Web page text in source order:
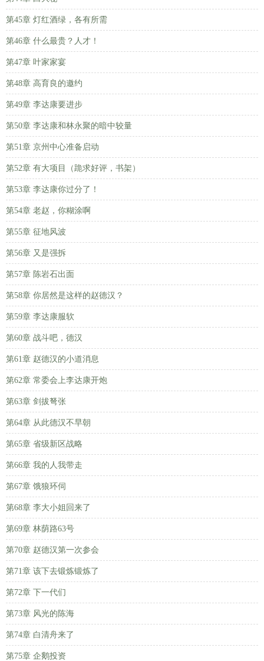
第45章 灯红酒绿，各有所需
第46章 什么最贵？人才！
第47章 叶家家宴
第48章 高育良的邀约
第49章 李达康要进步
第50章 李达康和林永聚的暗中较量
第51章 京州中心准备启动
第52章 有大项目（跪求好评，书架）
第53章 李达康你过分了！
第54章 老赵，你糊涂啊
第55章 征地风波
第56章 又是强拆
第57章 陈岩石出面
第58章 你居然是这样的赵德汉？
第59章 李达康服软
第60章 战斗吧，德汉
第61章 赵德汉的小道消息
第62章 常委会上李达康开炮
第63章 剑拔弩张
第64章 从此德汉不早朝
第65章 省级新区战略
第66章 我的人我带走
第67章 饿狼环伺
第68章 李大小姐回来了
第69章 林荫路63号
第70章 赵德汉第一次参会
第71章 该下去锻炼锻炼了
第72章 下一代们
第73章 风光的陈海
第74章 白清舟来了
第75章 企鹅投资